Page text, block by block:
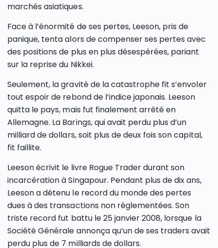
marchés asiatiques.
Face à l’énormité de ses pertes, Leeson, pris de
panique, tenta alors de compenser ses pertes avec
des positions de plus en plus désespérées, pariant
sur la reprise du Nikkei.
Seulement, la gravité de la catastrophe fit s’envoler
tout espoir de rebond de l’indice japonais. Leeson
quitta le pays, mais fut finalement arrêté en
Allemagne. La Barings, qui avait perdu plus d’un
milliard de dollars, soit plus de deux fois son capital,
fit faillite.
Leeson écrivit le livre Rogue Trader durant son
incarcération à Singapour. Pendant plus de dix ans,
Leeson a détenu le record du monde des pertes
dues à des transactions non réglementées. Son
triste record fut battu le 25 janvier 2008, lorsque la
Société Générale annonça qu’un de ses traders avait
perdu plus de 7 milliards de dollars.